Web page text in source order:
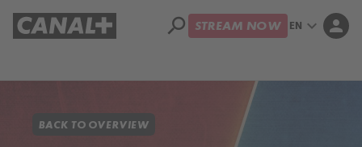
search STREAM NOW EN expand_more person
BACK TO OVERVIEW